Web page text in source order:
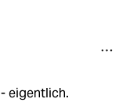
eigentlich.